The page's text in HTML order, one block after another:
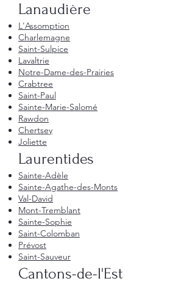
Lanaudière
L'Assomption
Charlemagne
Saint-Sulpice
Lavaltrie
Notre-Dame-des-Prairies
Crabtree
Saint-Paul
Sainte-Marie-Salomé
Rawdon
Chertsey
Joliette
Laurentides
Sainte-Adèle
Sainte-Agathe-des-Monts
Val-David
Mont-Tremblant
Sainte-Sophie
Saint-Colomban
Prévost
Saint-Sauveur
Cantons-de-l'Est